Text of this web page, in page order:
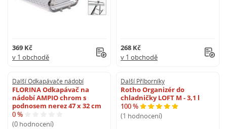
369 Kč
v 1 obchodě
268 Kč
v 1 obchodě
Další Odkapávače nádobí
FLORINA Odkapávač na
nádobí AMPIO chrom s
podnosem nerez 47 x 32 cm
0 %
(0 hodnocení)
Další Příborníky
Rotho Organizér do
chladničky LOFT M - 3,1 l
100 %
(1 hodnocení)